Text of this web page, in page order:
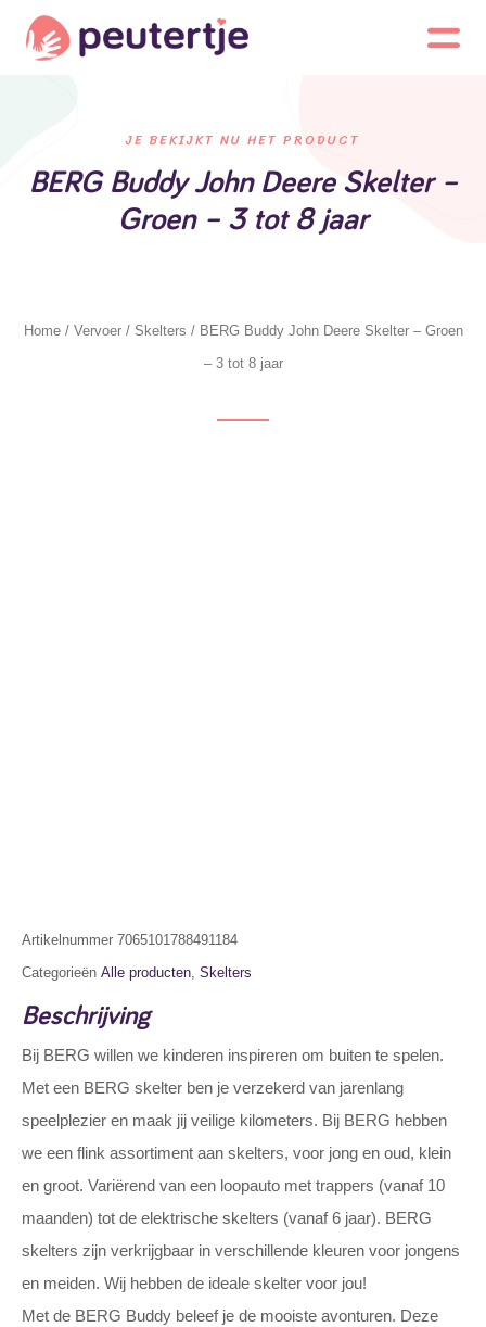
JE BEKIJKT NU HET PRODUCT
BERG Buddy John Deere Skelter –
Groen – 3 tot 8 jaar
Home/ Vervoer/ Skelters / BERG Buddy John Deere Skelter – Groen
– 3 tot 8 jaar
Artikelnummer 7065101788491184
Categorieën Alle producten, Skelters
Beschrijving
Bij BERG willen we kinderen inspireren om buiten te spelen.
Met een BERG skelter ben je verzekerd van jarenlang
speelplezier en maak jij veilige kilometers. Bij BERG hebben
we een flink assortiment aan skelters, voor jong en oud, klein
en groot. Variërend van een loopauto met trappers (vanaf 10
maanden) tot de elektrische skelters (vanaf 6 jaar). BERG
skelters zijn verkrijgbaar in verschillende kleuren voor jongens
en meiden. Wij hebben de ideale skelter voor jou!
Met de BERG Buddy beleef je de mooiste avonturen. Deze